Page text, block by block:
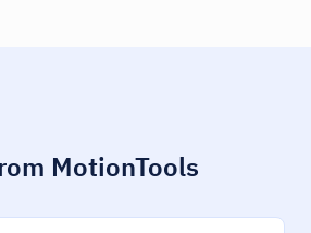
MotionTools